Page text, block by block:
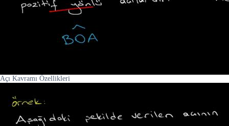
Açı Kavramı Özellikleri